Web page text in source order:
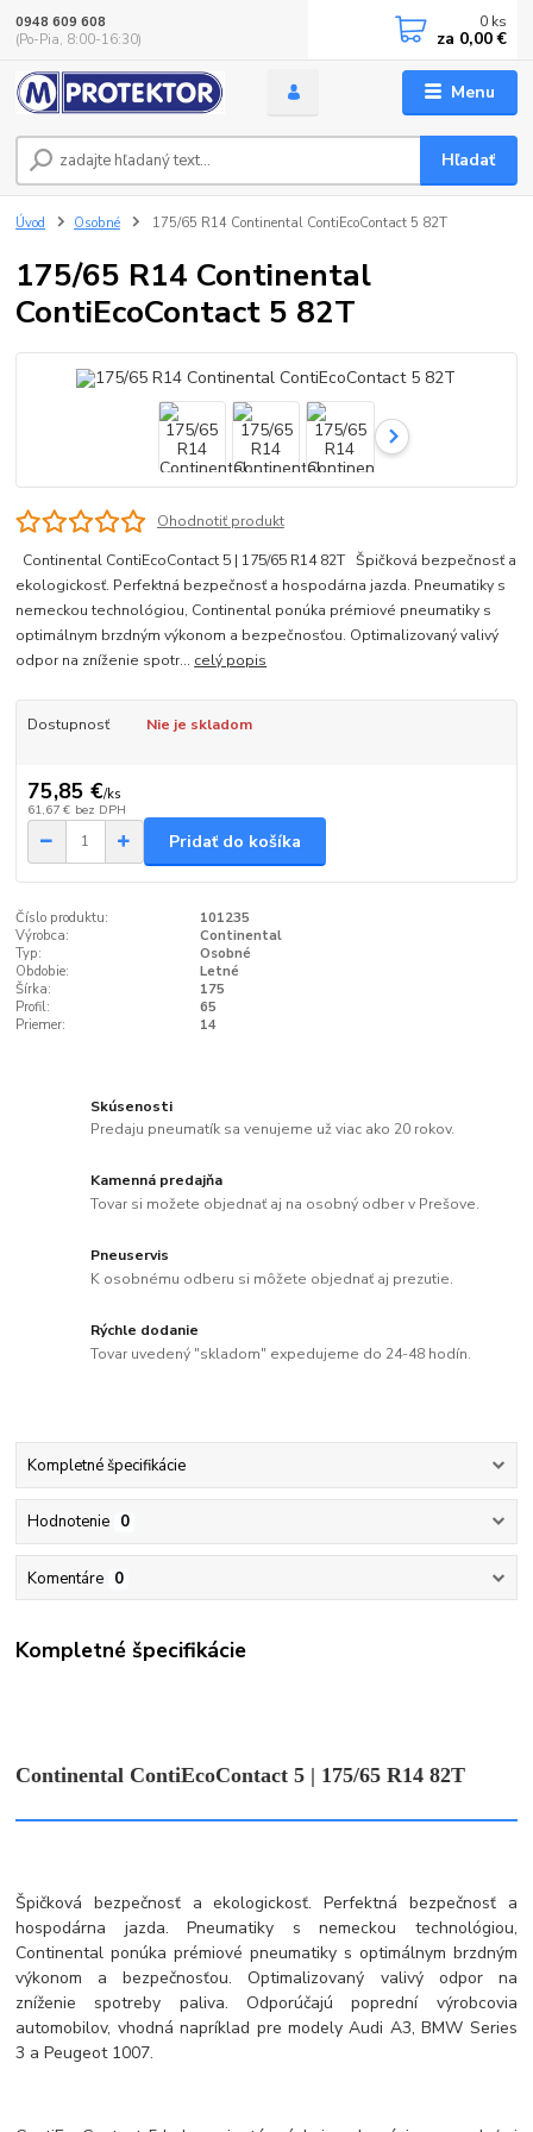
Menu
Hľadať
0948 609 608
(Po-Pia, 8:00-16:30)
0 ks
za 0,00 €
Úvod Osobné 175/65 R14 Continental ContiEcoContact 5 82T
175/65 R14 Continental
ContiEcoContact 5 82T
Ohodnotiť produkt
Continental ContiEcoContact 5 | 175/65 R14 82T Špičková bezpečnosť a
ekologickosť. Perfektná bezpečnosť a hospodárna jazda. Pneumatiky s
nemeckou technológiou, Continental ponúka prémiové pneumatiky s
optimálnym brzdným výkonom a bezpečnosťou. Optimalizovaný valivý
odpor na zníženie spotr... celý popis
Dostupnosť Nie je skladom
75,85 €/ks
61,67 € bez DPH
Pridať do košíka
Číslo produktu:
101235
Výrobca:
Continental
Typ:
Osobné
Obdobie:
Letné
Šírka:
175
Profil:
65
Priemer:
14
Skúsenosti
Predaju pneumatík sa venujeme už viac ako 20 rokov.
Kamenná predajňa
Tovar si možete objednať aj na osobný odber v Prešove.
Pneuservis
K osobnému odberu si môžete objednať aj prezutie.
Rýchle dodanie
Tovar uvedený "skladom" expedujeme do 24-48 hodín.
Kompletné špecifikácie
Hodnotenie 0
Komentáre 0
Kompletné špecifikácie
Continental ContiEcoContact 5 | 175/65 R14 82T
Špičková bezpečnosť a ekologickosť. Perfektná bezpečnosť a
hospodárna jazda. Pneumatiky s nemeckou technológiou,
Continental ponúka prémiové pneumatiky s optimálnym brzdným
výkonom a bezpečnosťou. Optimalizovaný valivý odpor na
zníženie spotreby paliva. Odporúčajú poprední výrobcovia
automobilov, vhodná napríklad pre modely Audi A3, BMW Series
3 a Peugeot 1007.